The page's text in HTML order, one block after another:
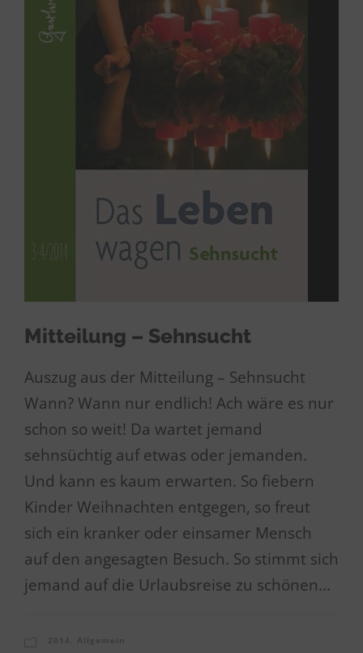
Mitteilung – Sehnsucht
Auszug aus der Mitteilung – Sehnsucht
Wann? Wann nur endlich! Ach wäre es nur
schon so weit! Da wartet jemand
sehnsüchtig auf etwas oder jemanden.
Und kann es kaum erwarten. So fiebern
Kinder Weihnachten entgegen, so freut
sich ein kranker oder einsamer Mensch
auf den angesagten Besuch. So stimmt sich
jemand auf die Urlaubsreise zu schönen...